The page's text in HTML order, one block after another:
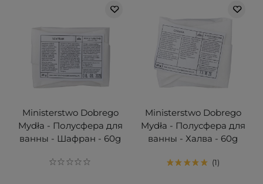
Ministerstwo Dobrego
Mydła - Полусфера для
ванны - Шафран - 60g
Ministerstwo Dobrego
Mydła - Полусфера для
ванны - Халва - 60g
1